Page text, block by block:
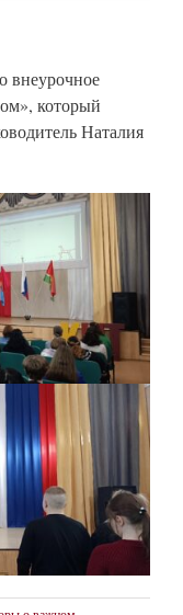
внеурочное
который
Наталия